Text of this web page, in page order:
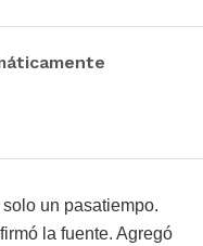
un pasatiempo.
la fuente. Agregó